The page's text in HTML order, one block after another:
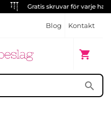
för varje handtag
Blog Kontakt
shopping_cart
Min
search